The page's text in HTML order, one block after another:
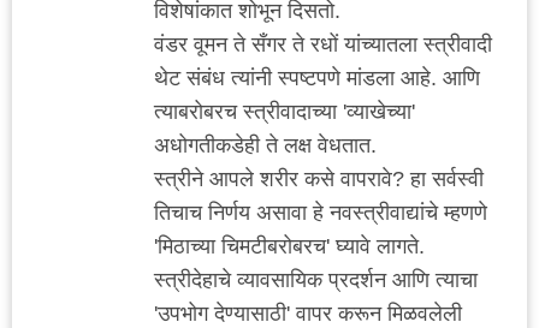
विशेषांकात शोभून दिसतो.
वंडर वूमन ते सँगर ते रधों यांच्यातला स्त्रीवादी
थेट संबंध त्यांनी स्पष्टपणे मांडला आहे. आणि
त्याबरोबरच स्त्रीवादाच्या 'व्याखेच्या'
अधोगतीकडेही ते लक्ष वेधतात.
स्त्रीने आपले शरीर कसे वापरावे? हा सर्वस्वी
तिचाच निर्णय असावा हे नवस्त्रीवाद्यांचे म्हणणे
'मिठाच्या चिमटीबरोबरच' घ्यावे लागते.
स्त्रीदेहाचे व्यावसायिक प्रदर्शन आणि त्याचा
'उपभोग देण्यासाठी' वापर करून मिळवलेली